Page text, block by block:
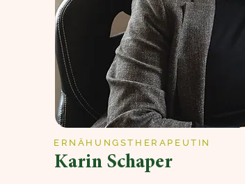
ERNÄHUNGSTHERAPEUTIN
Karin Schaper